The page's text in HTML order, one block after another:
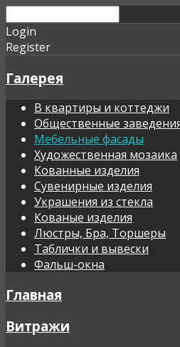
Login
Register
Галерея
В квартиры и коттеджи
Общественные
Мебельные фасады
Художественная мозаика
Кованные изделия
Сувенирные изделия
Украшения из стекла
Кованые изделия
Люстры, Бра, Торшеры
Таблички и вывески
Фальш-окна
Главная
Витражи